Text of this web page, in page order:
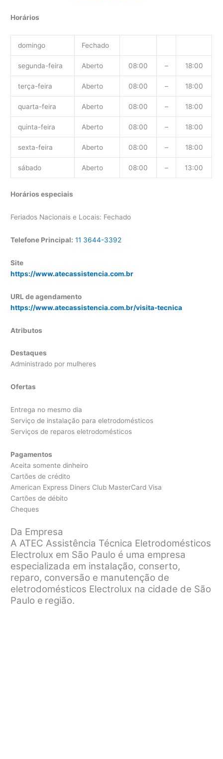
Horários
domingo Fechado
segunda-feira Aberto 08:00 – 18:00
terça-feira Aberto 08:00 – 18:00
quarta-feira Aberto 08:00 – 18:00
quinta-feira Aberto 08:00 – 18:00
sexta-feira Aberto 08:00 – 18:00
sábado Aberto 08:00 – 13:00
Horários especiais
Feriados Nacionais e Locais: Fechado
Telefone Principal: 11 3644-3392
Site
https://www.atecassistencia.com.br
URL de agendamento
https://www.atecassistencia.com.br/visita-tecnica
Atributos
Destaques
Administrado por mulheres
Ofertas
Entrega no mesmo dia
Serviço de instalação para eletrodomésticos
Serviços de reparos eletrodomésticos
Pagamentos
Aceita somente dinheiro
Cartões de crédito
American Express Diners Club MasterCard Visa
Cartões de débito
Cheques
Da Empresa
A ATEC Assistência Técnica Eletrodomésticos
Electrolux em São Paulo é uma empresa
especializada em instalação, conserto,
reparo, conversão e manutenção de
eletrodomésticos Electrolux na cidade de São
Paulo e região.